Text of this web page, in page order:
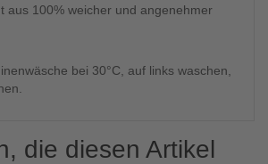
aus 100% weicher und angenehmer
bei 30°C, auf links waschen,
die diesen Artikel